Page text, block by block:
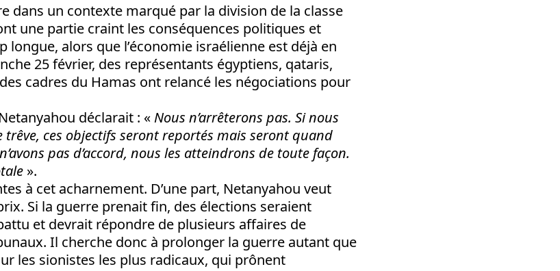
dans un contexte marqué par la division de la classe
une partie craint les conséquences politiques et
longue, alors que l’économie israélienne est déjà en
25 février, des représentants égyptiens, qataris,
cadres du Hamas ont relancé les négociations pour
déclarait : «Nous n’arrêterons pas. Si nous
ces objectifs seront reportés mais seront quand
pas d’accord, nous les atteindrons de toute façon.
».
à cet acharnement. D’une part, Netanyahou veut
Si la guerre prenait fin, des élections seraient
et devrait répondre de plusieurs affaires de
Il cherche donc à prolonger la guerre autant que
les sionistes les plus radicaux, qui prônent